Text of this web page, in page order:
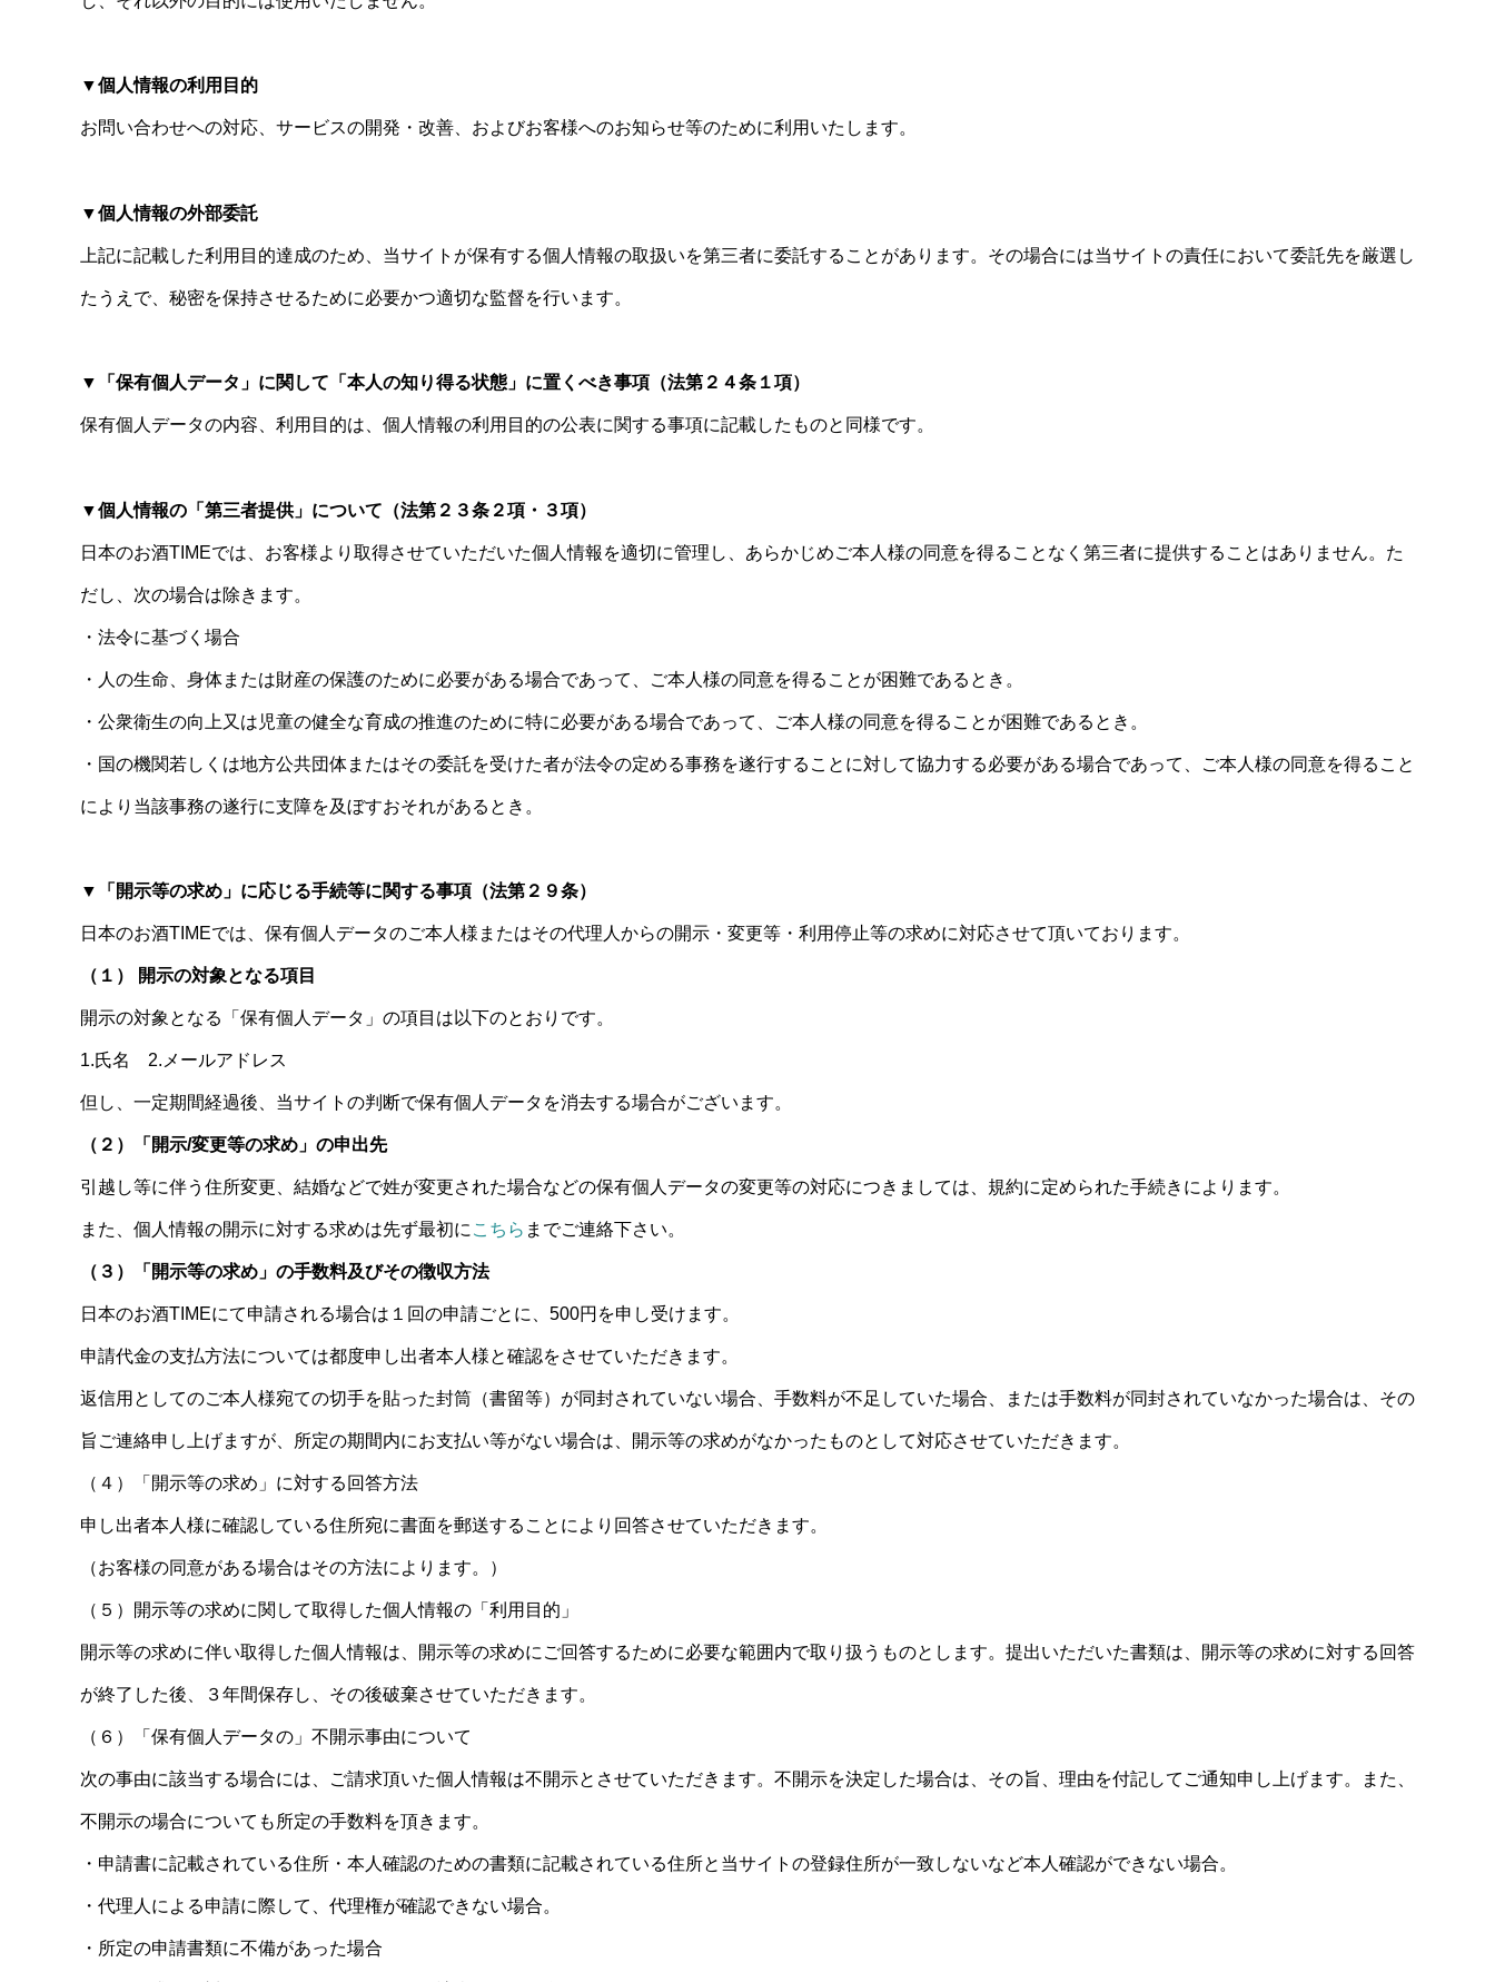
▼個人情報の利用目的
お問い合わせへの対応、サービスの開発・改善、およびお客様へのお知らせ等のために利用いたします。
▼個人情報の外部委託
上記に記載した利用目的達成のため、当サイトが保有する個人情報の取扱いを第三者に委託することがあります。その場合には当サイトの責任において委託先を厳選し
たうえで、秘密を保持させるために必要かつ適切な監督を行います。
▼「保有個人データ」に関して「本人の知り得る状態」に置くべき事項（法第２４条１項）
保有個人データの内容、利用目的は、個人情報の利用目的の公表に関する事項に記載したものと同様です。
▼個人情報の「第三者提供」について（法第２３条２項・３項）
日本のお酒TIMEでは、お客様より取得させていただいた個人情報を適切に管理し、あらかじめご本人様の同意を得ることなく第三者に提供することはありません。た
だし、次の場合は除きます。
・法令に基づく場合
・人の生命、身体または財産の保護のために必要がある場合であって、ご本人様の同意を得ることが困難であるとき。
・公衆衛生の向上又は児童の健全な育成の推進のために特に必要がある場合であって、ご本人様の同意を得ることが困難であるとき。
・国の機関若しくは地方公共団体またはその委託を受けた者が法令の定める事務を遂行することに対して協力する必要がある場合であって、ご本人様の同意を得ること
により当該事務の遂行に支障を及ぼすおそれがあるとき。
▼「開示等の求め」に応じる手続等に関する事項（法第２９条）
日本のお酒TIMEでは、保有個人データのご本人様またはその代理人からの開示・変更等・利用停止等の求めに対応させて頂いております。
（１） 開示の対象となる項目
開示の対象となる「保有個人データ」の項目は以下のとおりです。
1.氏名 2.メールアドレス
但し、一定期間経過後、当サイトの判断で保有個人データを消去する場合がございます。
（２）「開示/変更等の求め」の申出先
引越し等に伴う住所変更、結婚などで姓が変更された場合などの保有個人データの変更等の対応につきましては、規約に定められた手続きによります。
また、個人情報の開示に対する求めは先ず最初に こちら までご連絡下さい。
（３）「開示等の求め」の手数料及びその徴収方法
日本のお酒TIMEにて申請される場合は１回の申請ごとに、500円を申し受けます。
申請代金の支払方法については都度申し出者本人様と確認をさせていただきます。
返信用としてのご本人様宛ての切手を貼った封筒（書留等）が同封されていない場合、手数料が不足していた場合、または手数料が同封されていなかった場合は、その
旨ご連絡申し上げますが、所定の期間内にお支払い等がない場合は、開示等の求めがなかったものとして対応させていただきます。
（４）「開示等の求め」に対する回答方法
申し出者本人様に確認している住所宛に書面を郵送することにより回答させていただきます。
（お客様の同意がある場合はその方法によります。）
（５）開示等の求めに関して取得した個人情報の「利用目的」
開示等の求めに伴い取得した個人情報は、開示等の求めにご回答するために必要な範囲内で取り扱うものとします。提出いただいた書類は、開示等の求めに対する回答
が終了した後、３年間保存し、その後破棄させていただきます。
（６）「保有個人データの」不開示事由について
次の事由に該当する場合には、ご請求頂いた個人情報は不開示とさせていただきます。不開示を決定した場合は、その旨、理由を付記してご通知申し上げます。また、
不開示の場合についても所定の手数料を頂きます。
・申請書に記載されている住所・本人確認のための書類に記載されている住所と当サイトの登録住所が一致しないなど本人確認ができない場合。
・代理人による申請に際して、代理権が確認できない場合。
・所定の申請書類に不備があった場合